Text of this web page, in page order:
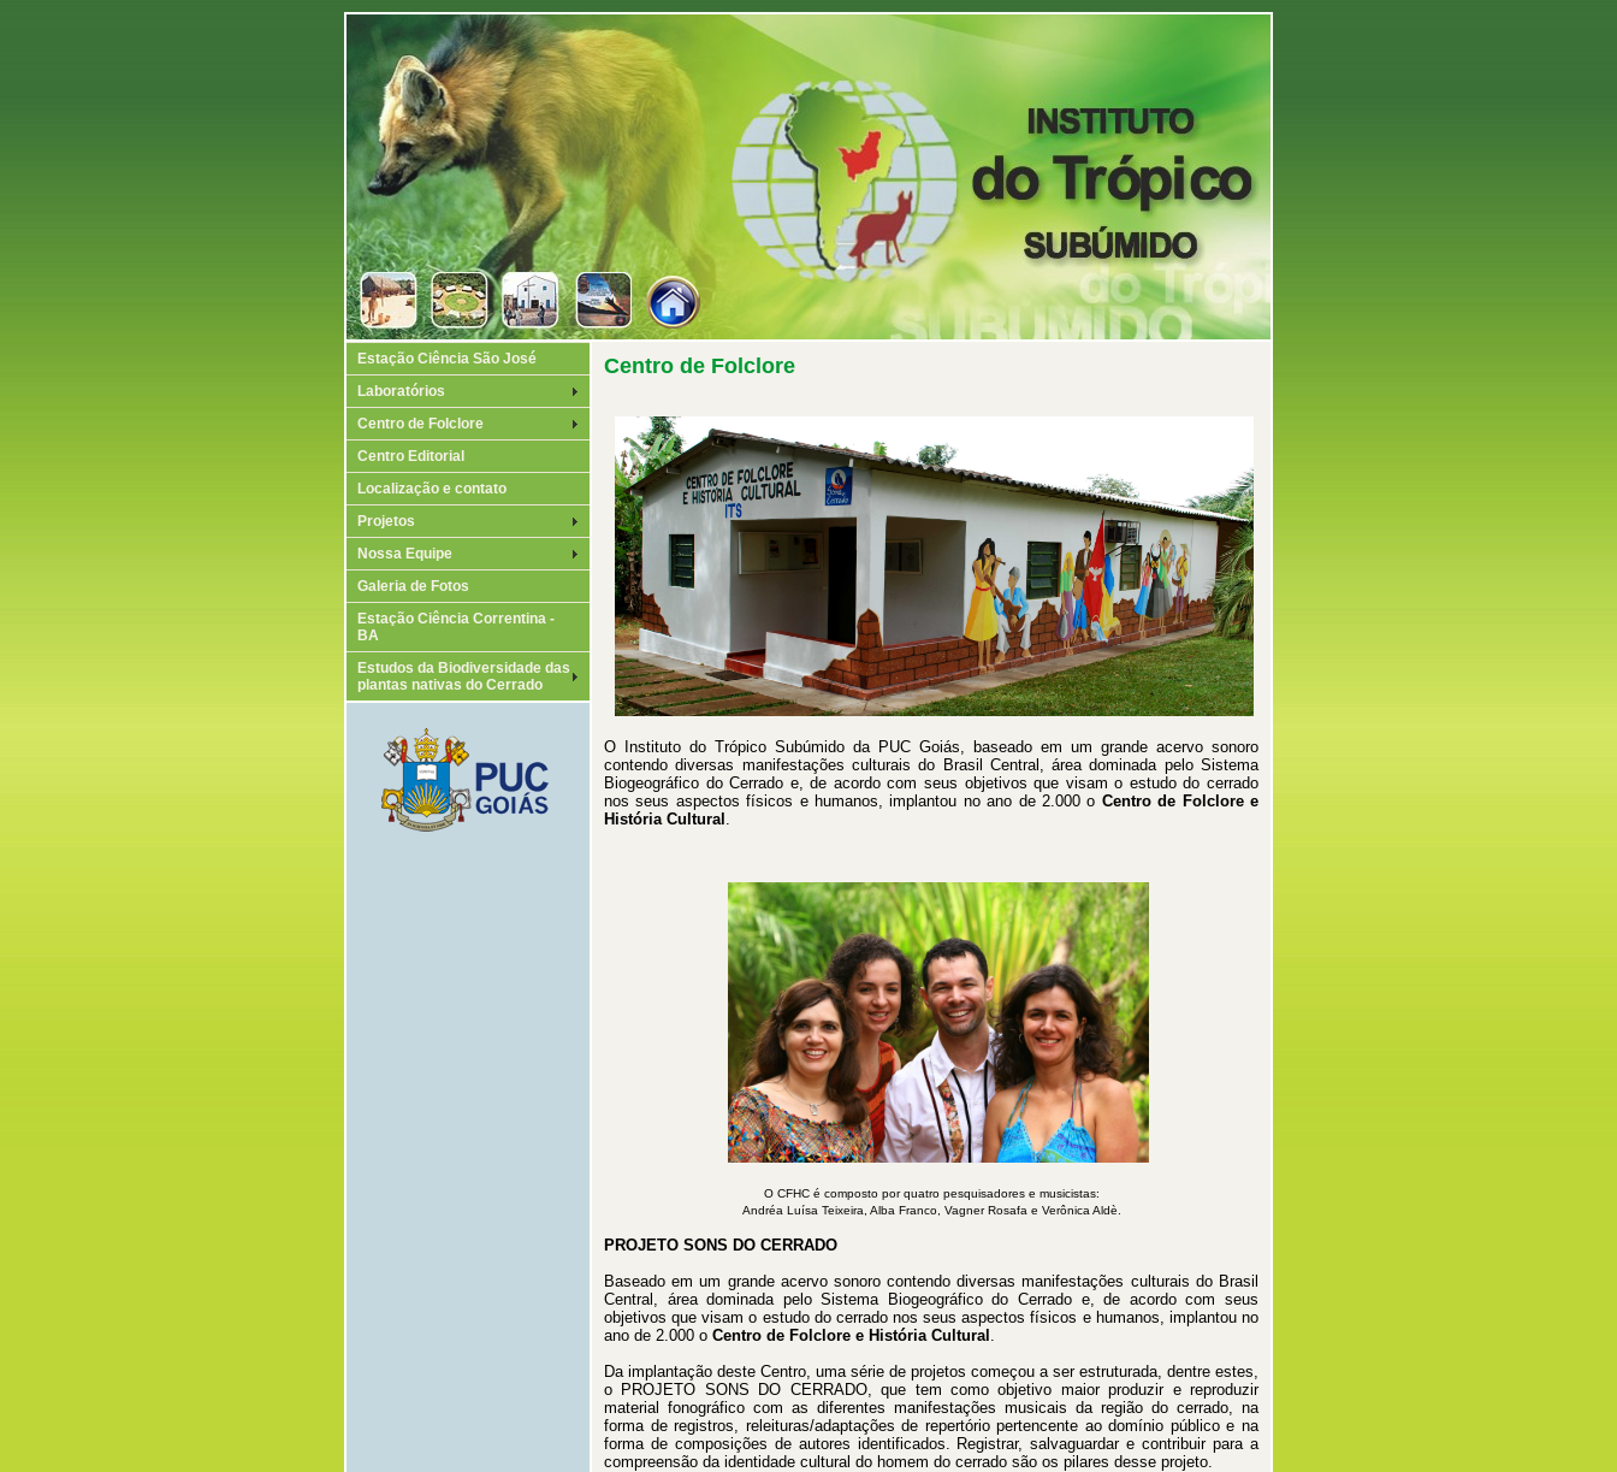
Estação Ciência São José
Laboratórios
Centro de Folclore
Centro Editorial
Localização e contato
Projetos
Nossa Equipe
Galeria de Fotos
Estação Ciência Correntina -
BA
Estudos da Biodiversidade das
plantas nativas do Cerrado
Centro de Folclore
O Instituto do Trópico Subúmido da PUC Goiás, baseado em um grande acervo sonoro
contendo diversas manifestações culturais do Brasil Central, área dominada pelo Sistema
Biogeográfico do Cerrado e, de acordo com seus objetivos que visam o estudo do cerrado
nos seus aspectos físicos e humanos, implantou no ano de 2.000 o Centro de Folclore e
História Cultural .
O CFHC é composto por quatro pesquisadores e musicistas:
Andréa Luísa Teixeira, Alba Franco, Vagner Rosafa e Verônica Aldè.
PROJETO SONS DO CERRADO
Baseado em um grande acervo sonoro contendo diversas manifestações culturais do Brasil
Central, área dominada pelo Sistema Biogeográfico do Cerrado e, de acordo com seus
objetivos que visam o estudo do cerrado nos seus aspectos físicos e humanos, implantou no
ano de 2.000 o Centro de Folclore e História Cultural .
Da implantação deste Centro, uma série de projetos começou a ser estruturada, dentre estes,
o PROJETO SONS DO CERRADO, que tem como objetivo maior produzir e reproduzir
material fonográfico com as diferentes manifestações musicais da região do cerrado, na
forma de registros, releituras/adaptações de repertório pertencente ao domínio público e na
forma de composições de autores identificados. Registrar, salvaguardar e contribuir para a
compreensão da identidade cultural do homem do cerrado são os pilares desse projeto.